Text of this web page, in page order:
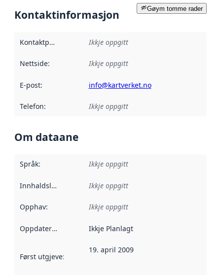
Gøym tomme rader
Kontaktinformasjon
Kontaktpunkt Ikkje oppgitt
Nettside: Ikkje oppgitt
E-post: info@kartverket.no
Telefon: Ikkje oppgitt
Om dataane
Språk: Ikkje oppgitt
Innhaldsleverandørar :
Ikkje oppgitt
Opphav: Ikkje oppgitt
Oppdateringsfrekvens :
Ikkje Planlagt
Først utgjeve: Denne datoen seier når dataa i dette
19. april 2009